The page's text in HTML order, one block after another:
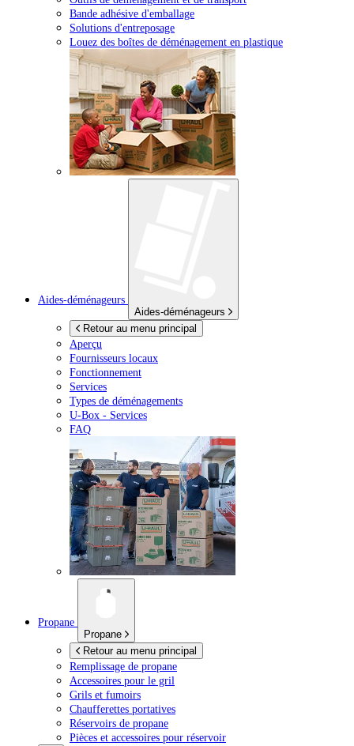
Bande adhésive d'emballage
Solutions d'entreposage
Louez des boîtes de déménagement en plastique
Aides-déménageurs
Aides-déménageurs
Retour au menu principal
Aperçu
Fournisseurs locaux
Fonctionnement
Services
Types de déménagements
U-Box - Services
FAQ
Propane
Propane
Retour au menu principal
Remplissage de propane
Accessoires pour le gril
Grils et fumoirs
Chaufferettes portatives
Réservoirs de propane
Pièces et accessoires pour réservoir